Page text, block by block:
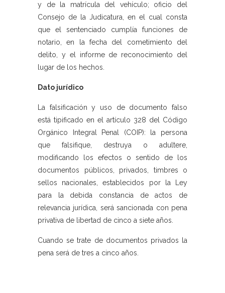
y de la matrícula del vehículo; oficio del
Consejo de la Judicatura, en el cual consta
que el sentenciado cumplía funciones de
notario, en la fecha del cometimiento del
delito, y el informe de reconocimiento del
lugar de los hechos.
Dato jurídico
La falsificación y uso de documento falso
está tipificado en el artículo 328 del Código
Orgánico Integral Penal (COIP): la persona
que falsifique, destruya o adultere,
modificando los efectos o sentido de los
documentos públicos, privados, timbres o
sellos nacionales, establecidos por la Ley
para la debida constancia de actos de
relevancia jurídica, será sancionada con pena
privativa de libertad de cinco a siete años.
Cuando se trate de documentos privados la
pena será de tres a cinco años.